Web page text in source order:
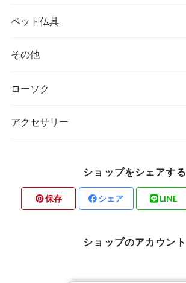
ペット仏具
その他
ローソク
アクセサリー
ショップをシェアする
保存 シェア LINE
ショップのアカウント